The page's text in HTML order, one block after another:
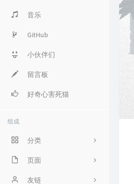
音乐
GitHub
小伙伴们
留言板
好奇心害死猫
组成
分类
程序人生
ACM
页面
好奇心害死猫
友链